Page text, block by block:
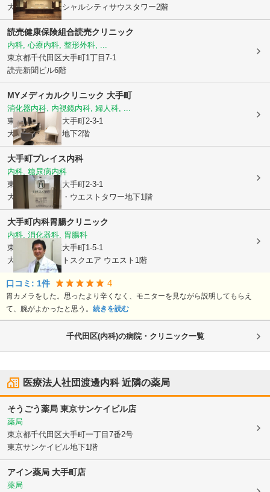
大手町フィナンシャルシティサウスタワー2階
読売健康保険組合読売クリニック
内科, 心療内科, 整形外科, ...
東京都千代田区大手町1丁目7-1
読売新聞ビル6階
MYメディカルクリニック 大手町
消化器内科, 内視鏡内科, 婦人科, ...
東京都千代田区 大手町2-3-1
大手町プレイス地下2階
大手町プレイス内科
内科, 糖尿病内科
東京都千代田区大手町2-3-1
大手町プレイス・ウエストタワー地下1階
大手町内科胃腸クリニック
内科, 消化器科, 胃腸科
東京都千代田区 大手町1-5-1
大手町ファーストスクエア ウエスト1階
口コミ: 1件 4
胃カメラをした。思ったより辛くなく、モニターを見ながら説明してもらえ
て、腕がよかったと思う。 続きを読む
千代田区(内科)の病院・クリニック一覧
医療法人社団渡邊内科近隣の薬局
そうごう薬局 東京サンケイビル店
薬局
東京都千代田区大手町一丁目7番2号
東京サンケイビル地下1階
アイン薬局 大手町店
薬局